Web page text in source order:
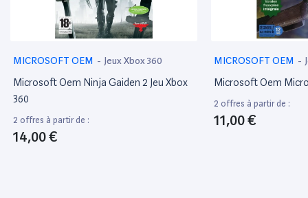
MICROSOFT OEM - Jeux Xbox 360
Microsoft Oem Ninja Gaiden 2 Jeu Xbox
360
2 offres à partir de :
14,00 €
MICROSOFT OEM -
Microsoft Oem
2 offres à partir de :
11,00 €